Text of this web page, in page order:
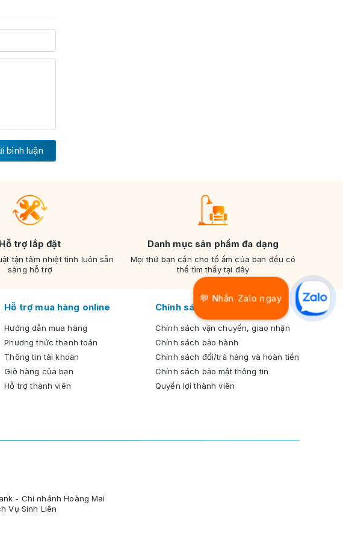
bình luận
💬 Nhắn Zalo ngay
Hỗ trợ lắp đặt
tận tâm nhiệt tình luôn sẵn
sàng hỗ trợ
Danh mục sản phẩm đa dạng
Mọi thứ bạn cần cho tổ ấm của bạn đều có
thể tìm thấy tại đây
Hỗ trợ mua hàng online
Hướng dẫn mua hàng
Phương thức thanh toán
Thông tin tài khoản
Giỏ hàng của bạn
Hỗ trợ thành viên
Chính sách chung
Chính sách vận chuyển, giao nhận
Chính sách bảo hành
Chính sách đổi/trả hàng và hoàn tiền
Chính sách bảo mật thông tin
Quyền lợi thành viên
- Chi nhánh Hoàng Mai
Vụ Sinh Liên